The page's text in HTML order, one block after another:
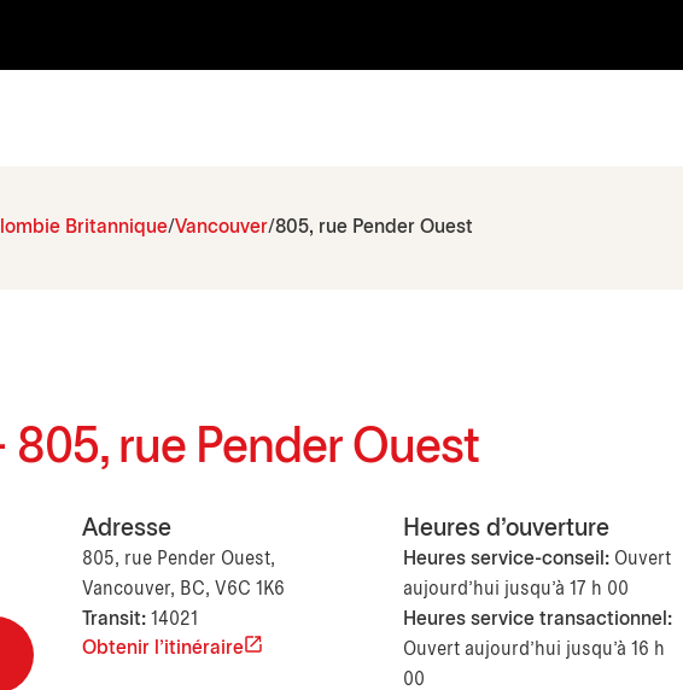
Britannique Vancouver 805, rue Pender Ouest
805, rue Pender Ouest
Adresse
805, rue Pender Ouest,
Vancouver, BC, V6C 1K6
Transit: 14021
Obtenir l'itinéraire
Heures d'ouverture
Heures service-conseil: Ouvert
aujourd’hui jusqu'à 17 h 00
Heures service transactionnel:
Ouvert aujourd’hui jusqu'à 16 h
00